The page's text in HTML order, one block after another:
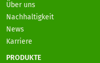
Über uns
Nachhaltigkeit
News
Karriere
PRODUKTE